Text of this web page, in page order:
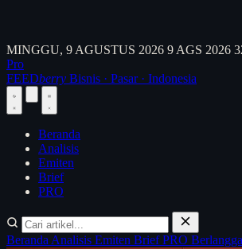
MINGGU, 9 AGUSTUS 2026 9 AGS 2026
Pro
FEEDberry Bisnis · Pasar · Indonesia
Beranda
Analisis
Emiten
Brief
PRO
Beranda Analisis Emiten BriefPRO